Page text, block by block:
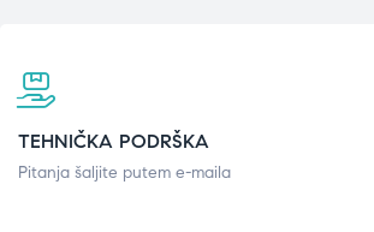
TEHNIČKA PODRŠKA
Pitanja šaljite putem e-maila